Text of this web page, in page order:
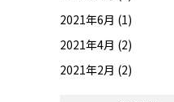
2021年6月 (1)
2021年4月 (2)
2021年2月 (2)